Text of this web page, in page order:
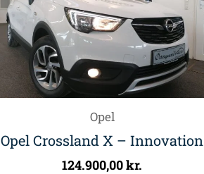
Opel
Opel Crossland X – Innovation
124.900,00kr.